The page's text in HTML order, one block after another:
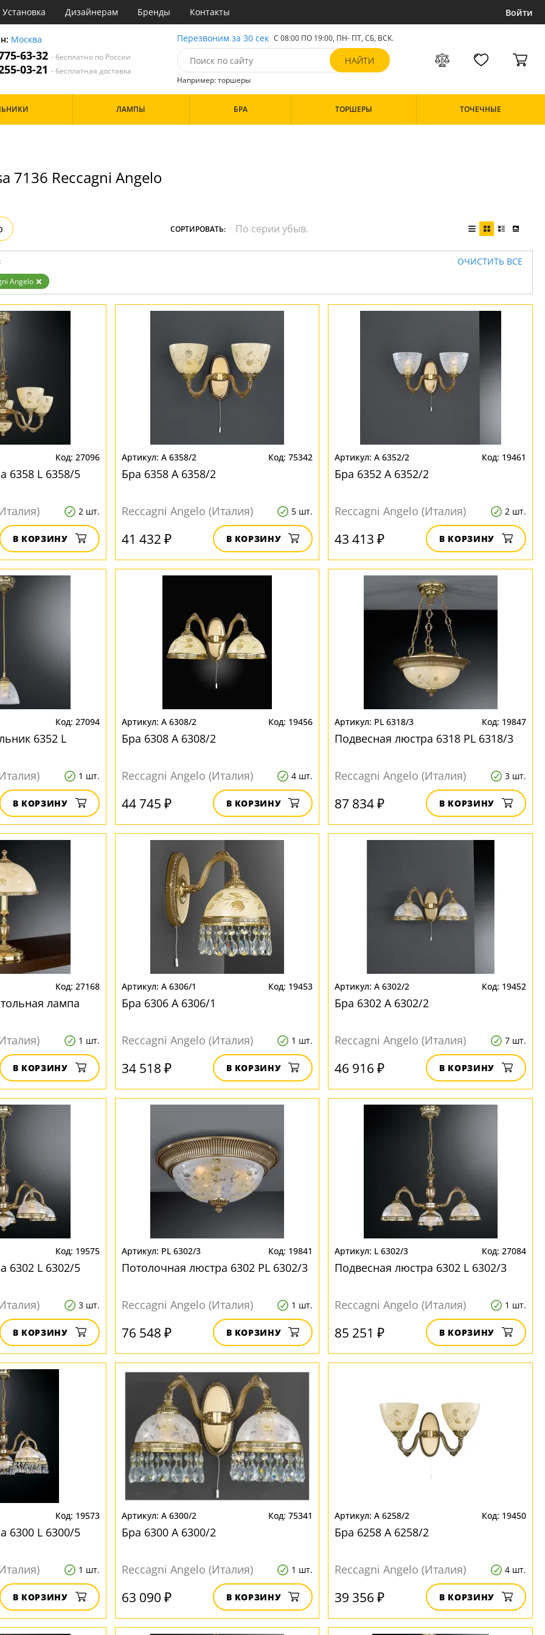
Установка Дизайнерам Бренды Контакты Войти
Москва
63-32- бесплатно по России
03-21- бесплатная доставка
Перезвоним за 30 сек С 08:00 ПО 19:00, ПН- ПТ, СБ, ВСК.
Например: торшеры
Дизайн/Форма
ЛАМПЫ БРА ТОРШЕРЫ ТОЧЕЧНЫЕ
7136 Reccagni Angelo
СОРТИРОВАТЬ:
ОЧИСТИТЬ ВСЕ
Angelo
27096
6358 L 6358/5
2 шт.
В КОРЗИНУ
A 6358/2 75342
Бра 6358 A 6358/2
Reccagni Angelo (Италия) 5 шт.
41 432 ₽ В КОРЗИНУ
A 6352/2 19461
Бра 6352 A 6352/2
Reccagni Angelo (Италия) 2 шт.
43 413 ₽ В КОРЗИНУ
27094
6352 L
1 шт.
В КОРЗИНУ
A 6308/2 19456
Бра 6308 A 6308/2
Reccagni Angelo (Италия) 4 шт.
44 745 ₽ В КОРЗИНУ
PL 6318/3 19847
Подвесная люстра 6318 PL 6318/3
Reccagni Angelo (Италия) 3 шт.
87 834 ₽ В КОРЗИНУ
27168
лампа
1 шт.
В КОРЗИНУ
A 6306/1 19453
Бра 6306 A 6306/1
Reccagni Angelo (Италия) 1 шт.
34 518 ₽ В КОРЗИНУ
A 6302/2 19452
Бра 6302 A 6302/2
Reccagni Angelo (Италия) 7 шт.
46 916 ₽ В КОРЗИНУ
19575
6302 L 6302/5
3 шт.
В КОРЗИНУ
PL 6302/3 19841
Потолочная люстра 6302 PL 6302/3
Reccagni Angelo (Италия) 1 шт.
76 548 ₽ В КОРЗИНУ
L 6302/3 27084
Подвесная люстра 6302 L 6302/3
Reccagni Angelo (Италия) 1 шт.
85 251 ₽ В КОРЗИНУ
19573
6300 L 6300/5
1 шт.
В КОРЗИНУ
A 6300/2 75341
Бра 6300 A 6300/2
Reccagni Angelo (Италия) 1 шт.
63 090 ₽ В КОРЗИНУ
A 6258/2 19450
Бра 6258 A 6258/2
Reccagni Angelo (Италия) 4 шт.
39 356 ₽ В КОРЗИНУ